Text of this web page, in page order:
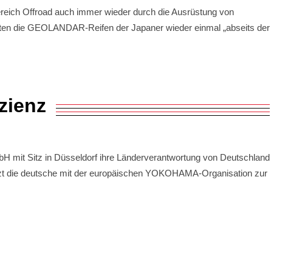
Offroad auch immer wieder durch die Ausrüstung von
die GEOLANDAR-Reifen der Japaner wieder einmal „abseits der
mit Sitz in Düsseldorf ihre Länderverantwortung von Deutschland
deutsche mit der europäischen YOKOHAMA-Organisation zur